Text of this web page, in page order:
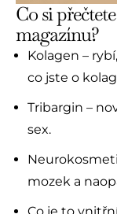
Co si
magazínu?
Kolagen –
co jste o
Tribargin –
sex.
mozek a